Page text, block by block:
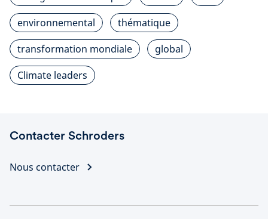
environnemental
thématique
transformation mondiale
global
Climate leaders
Contacter Schroders
Nous contacter